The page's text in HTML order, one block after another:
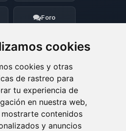
cookies
cookies y otras
de rastreo para
tu experiencia de
en nuestra web,
mostrarte contenidos
y anuncios
Foro
circuitos para